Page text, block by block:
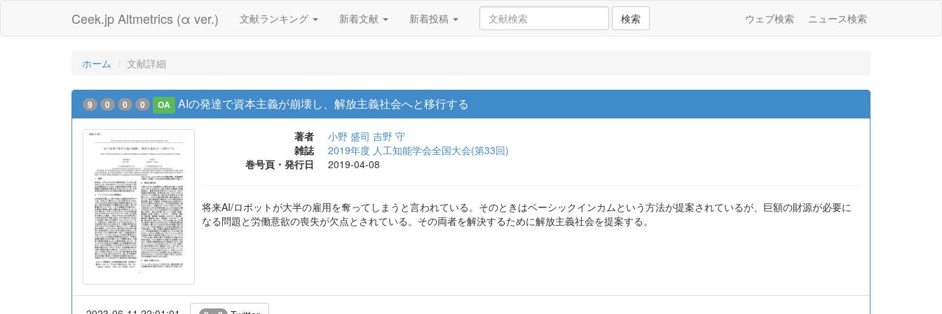
Ceek.jp Altmetrics (α ver.) 文献ランキング 新着文献 新着投稿 検索 ウェブ検索 ニュース検索
ホーム 文献詳細
9 0 0 0 OA AIの発達で資本主義が崩壊し、解放主義社会へと移行する
著者 小野 盛司 吉野 守
雑誌
2019年度 人工知能学会全国大会(第33回)
巻号頁・発行日
2019-04-08
将来AI/ロボットが大半の雇用を奪ってしまうと言われている。そのときはベーシックインカムという方法が提案されているが、巨額の財源が必要に
なる問題と労働意欲の喪失が欠点とされている。その両者を解決するために解放主義社会を提案する。